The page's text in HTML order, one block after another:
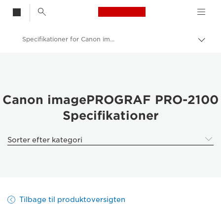
Canon Logo, back
Skift
Erhvervsprodukter
High-Quality Large Format Printers for CAD/GIS and Stunning Graphics
Specifikationer for Canon imagePROGRAF PRO-2100
Canon imagePROGRAF PRO-2100
Specifikationer
Sorter efter kategori
Tilbage til produktoversigten